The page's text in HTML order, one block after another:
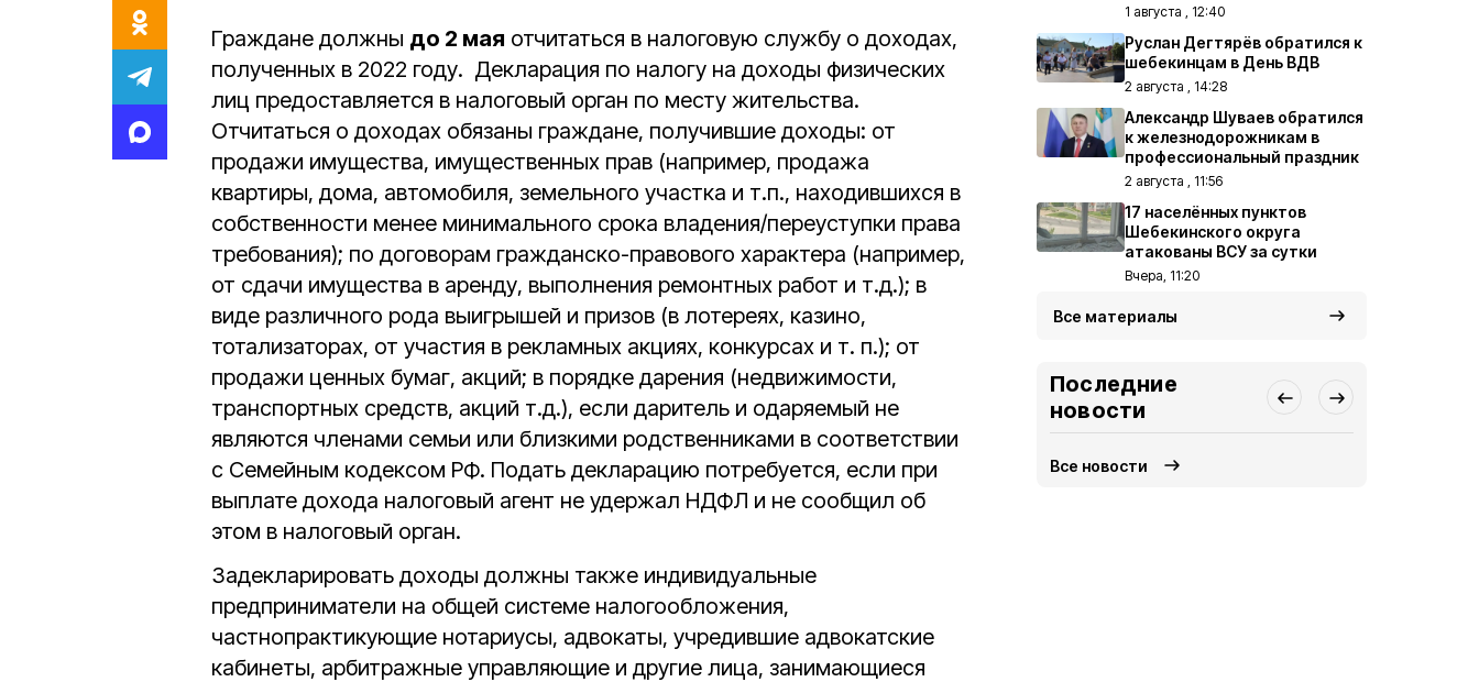
Граждане должны до 2 мая отчитаться в налоговую службу о доходах,
полученных в 2022 году. Декларация по налогу на доходы физических
лиц предоставляется в налоговый орган по месту жительства.
Отчитаться о доходах обязаны граждане, получившие доходы: от
продажи имущества, имущественных прав (например, продажа
квартиры, дома, автомобиля, земельного участка и т.п., находившихся в
собственности менее минимального срока владения/переуступки права
требования); по договорам гражданско-правового характера (например,
от сдачи имущества в аренду, выполнения ремонтных работ и т.д.); в
виде различного рода выигрышей и призов (в лотереях, казино,
тотализаторах, от участия в рекламных акциях, конкурсах и т. п.); от
продажи ценных бумаг, акций; в порядке дарения (недвижимости,
транспортных средств, акций т.д.), если даритель и одаряемый не
являются членами семьи или близкими родственниками в соответствии
с Семейным кодексом РФ. Подать декларацию потребуется, если при
выплате дохода налоговый агент не удержал НДФЛ и не сообщил об
этом в налоговый орган.
Задекларировать доходы должны также индивидуальные
предприниматели на общей системе налогообложения,
частнопрактикующие нотариусы, адвокаты, учредившие адвокатские
кабинеты, арбитражные управляющие и другие лица, занимающиеся
1 августа , 12:40
Руслан Дегтярёв обратился к
шебекинцам в День ВДВ
2 августа , 14:28
Александр Шуваев обратился
к железнодорожникам в
профессиональный праздник
2 августа , 11:56
17 населённых пунктов
Шебекинского округа
атакованы ВСУ за сутки
Вчера, 11:20
Все материалы
Последние
новости
Все новости